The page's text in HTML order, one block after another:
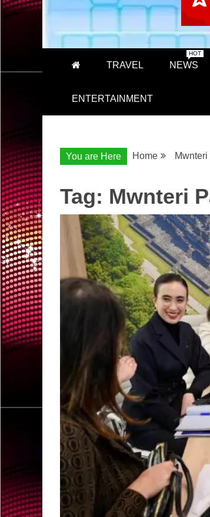
TRAVEL NEWS
HOT
ENTERTAINMENT
You are Here Home
Tag: Mwnteri